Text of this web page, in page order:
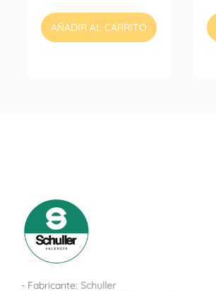
AÑADIR AL CARRITO
- Fabricante: Schuller